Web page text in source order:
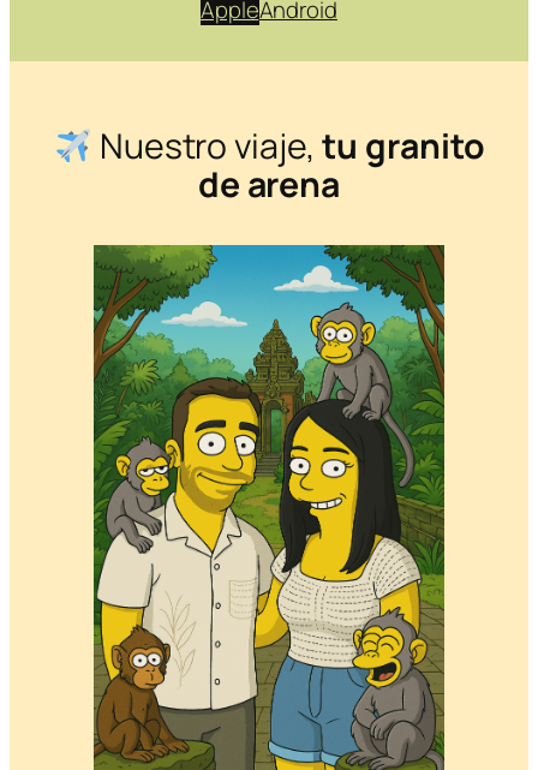
AppleAndroid
Nuestro viaje,tu granito
de arena